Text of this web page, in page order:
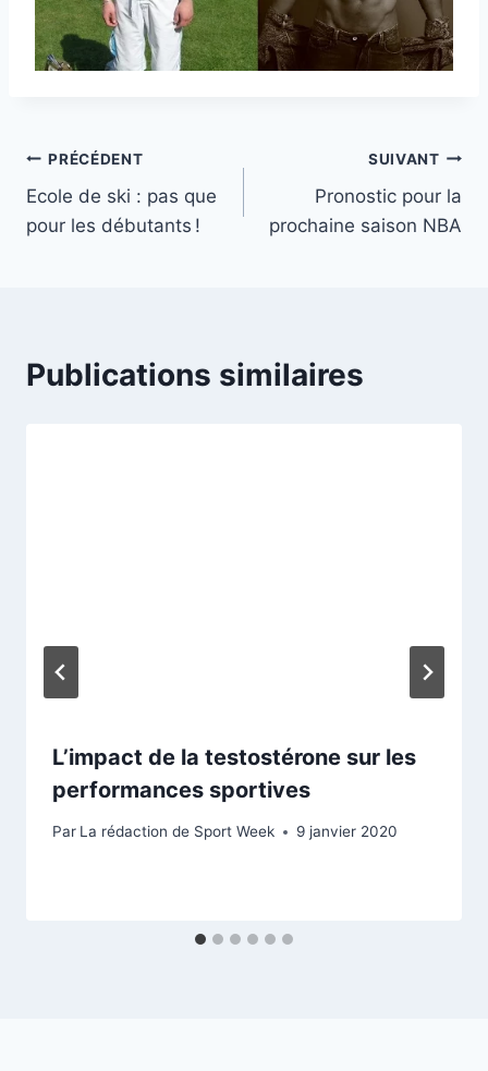
Navigation
de
PRÉCÉDENT
Ecole de ski : pas que
pour les débutants !
SUIVANT
Pronostic pour la
prochaine saison NBA
Publications similaires
L’impact de la testostérone sur les
performances sportives
Par La rédaction de Sport Week 9 janvier 2020